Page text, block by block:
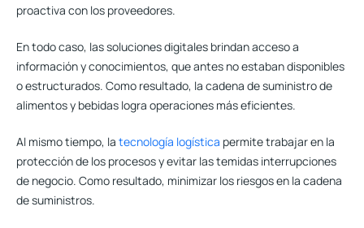
proactiva con los proveedores.
En todo caso, las soluciones digitales brindan acceso a
información y conocimientos, que antes no estaban disponibles
o estructurados. Como resultado, la cadena de suministro de
alimentos y bebidas logra operaciones más eficientes.
Al mismo tiempo, la tecnología logística permite trabajar en la
protección de los procesos y evitar las temidas interrupciones
de negocio. Como resultado, minimizar los riesgos en la cadena
de suministros.